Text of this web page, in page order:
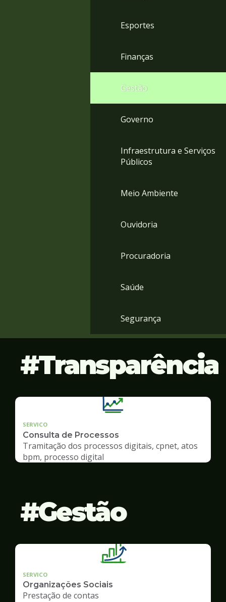
Esportes
Finanças
Gestão
Governo
Infraestrutura e Serviços
Públicos
Meio Ambiente
Ouvidoria
Procuradoria
Saúde
Segurança
Transparência
SERVICO
Consulta de Processos
Tramitação dos processos digitais, cpnet, atos
bpm, processo digital
Gestão
SERVICO
Organizações Sociais
Prestação de contas